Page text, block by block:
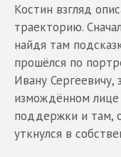
Костин взгляд
траекторию.
найдя там
прошёлся по
Ивану
измождённом лице
поддержки и там,
уткнулся в